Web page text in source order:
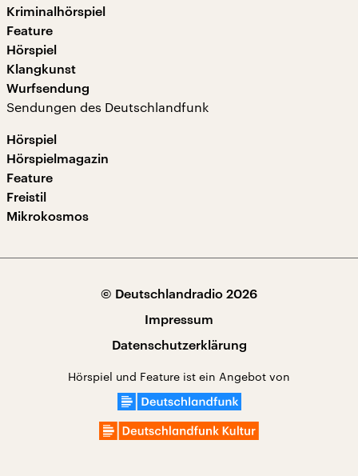
Kriminalhörspiel
Feature
Hörspiel
Klangkunst
Wurfsendung
Sendungen des Deutschlandfunk
Hörspiel
Hörspielmagazin
Feature
Freistil
Mikrokosmos
© Deutschlandradio 2026
Impressum
Datenschutzerklärung
Hörspiel und Feature ist ein Angebot von